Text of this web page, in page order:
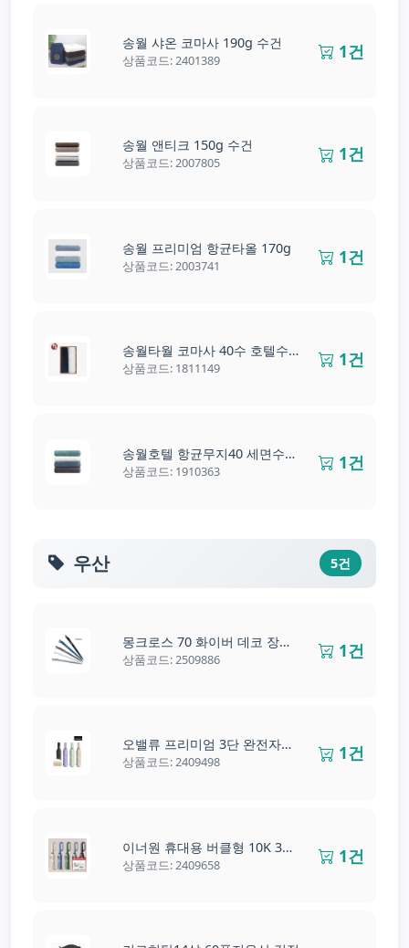
송월 샤온 코마사 190g 수건
상품코드: 2401389 1건
송월 앤티크 150g 수건
상품코드: 2007805 1건
송월 프리미엄 항균타올 170g
상품코드: 2003741 1건
송월타월 코마사 40수 호텔수건 180g 2P 수건세트
상품코드: 1811149 1건
송월호텔 항균무지40 세면수건 150g
상품코드: 1910363 1건
우산 5건
몽크로스 70 화이버 데코 장우산
상품코드: 2509886 1건
오밸류 프리미엄 3단 완전자동 양우산
상품코드: 2409498 1건
이너원 휴대용 버클형 10K 3단 자동 양우산
상품코드: 2409658 1건